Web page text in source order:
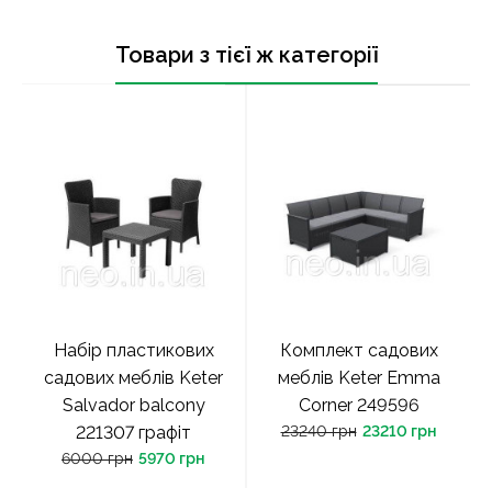
Товари з тієї ж категорії
Набір пластикових
садових меблів Keter
Salvador balcony
221307 графіт
6000 грн 5970 грн
Комплект садових
меблів Keter Emma
Corner 249596
23240 грн 23210 грн